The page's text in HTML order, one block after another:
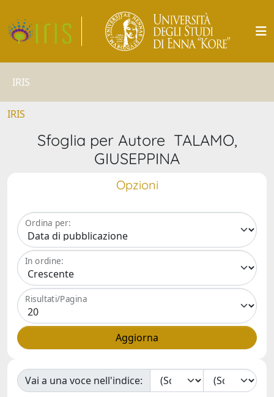
IRIS
IRIS
Sfoglia per Autore TALAMO,
GIUSEPPINA
Opzioni
Ordina per:
In ordine:
Risultati/Pagina
Vai a una voce nell'indice: